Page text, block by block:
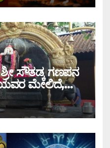
ಸೌತಡ್ಕ ಗಣಪನ
ಮೇಲಿದೆ,
ತಿಳಿಯಿರಿ